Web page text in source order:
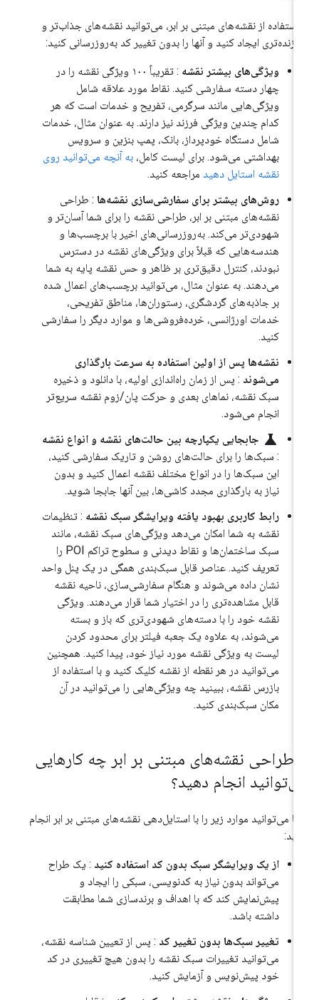
استفاده از نقشه‌های مبتنی بر ابر، می‌توانید نقشه‌های جذاب‌تر و
ایجاد کنید و آنها را بدون تغییر کد به‌روزرسانی کنید:
ویژگی‌های بیشتر نقشه
: تقریباً ۱۰۰ ویژگی نقشه را در
چهار دسته سفارشی کنید. نقاط مورد علاقه شامل
ویژگی‌هایی مانند سرگرمی، تفریح ​​و خدمات است که هر
کدام چندین ویژگی فرزند نیز دارند. به عنوان مثال، خدمات
شامل دستگاه خودپرداز، بانک، پمپ بنزین و سرویس
بهداشتی می‌شود. برای لیست کامل،به آنچه می‌توانید روی
نقشه استایل دهیدمراجعه کنید.
روش‌های بیشتر برای سفارشی‌سازی نقشه‌ها: طراحی
نقشه‌های مبتنی بر ابر، طراحی نقشه را برای شما آسان‌تر و
شهودی‌تر می‌کند. به‌روزرسانی‌های اخیر با برچسب‌ها و
هندسه‌هایی که قبلاً برای ویژگی‌های نقشه در دسترس
نبودند، کنترل دقیق‌تری بر ظاهر و حس نقشه پایه به شما
می‌دهند. به عنوان مثال، می‌توانید برچسب‌های اعمال شده
بر جاذبه‌های گردشگری، رستوران‌ها، مناطق تفریحی،
خدمات اورژانسی، خرده‌فروشی‌ها و موارد دیگر را سفارشی
کنید.
نقشه‌ها پس از اولین استفاده به سرعت بارگذاری
می‌شوند: پس از زمان راه‌اندازی اولیه، با دانلود و ذخیره
سبک نقشه، نماهای بعدی و حرکت پان/زوم نقشه سریع‌تر
انجام می‌شود.
science
جابجایی یکپارچه بین حالت‌های نقشه و انواع نقشه
: سبک‌ها را برای حالت‌های روشن و تاریک سفارشی کنید،
این سبک‌ها را در انواع مختلف نقشه اعمال کنید و بدون
نیاز به بارگذاری مجدد کاشی‌ها، بین آنها جابجا شوید.
رابط کاربری بهبود یافته ویرایشگر سبک نقشه: تنظیمات
نقشه به شما امکان می‌دهد ویژگی‌های سبک نقشه، مانند
سبک ساختمان‌ها و نقاط دیدنی و سطوح تراکم POI را
تعریف کنید. عناصر قابل سبک‌بندی همگی در یک پنل واحد
نشان داده می‌شوند و هنگام سفارشی‌سازی، ناحیه نقشه
قابل مشاهده‌تری را در اختیار شما قرار می‌دهند. ویژگی
نقشه خود را با دسته‌های شهودی‌تری که باز و بسته
می‌شوند، به علاوه یک جعبه فیلتر برای محدود کردن
لیست به ویژگی نقشه مورد نیاز خود، پیدا کنید. همچنین
می‌توانید در هر نقطه از نقشه کلیک کنید و با استفاده از
بازرس نقشه، ببینید چه ویژگی‌هایی را می‌توانید در آن
مکان سبک‌بندی کنید.
طراحی نقشه‌های مبتنی بر ابر چه کارهایی
انجام دهید؟
می‌توانید موارد زیر را با استایل‌دهی نقشه‌های مبتنی بر ابر انجام
از یک ویرایشگر سبک بدون کد استفاده کنید: یک طراح
می‌تواند بدون نیاز به کدنویسی، سبکی را ایجاد و
پیش‌نمایش کند که با اهداف و برندسازی شما مطابقت
داشته باشد.
تغییر سبک‌ها بدون تغییر کد: پس از تعیین شناسه نقشه،
می‌توانید تغییرات سبک نقشه را بدون هیچ تغییری در کد
خود پیش‌نویس و آزمایش کنید.